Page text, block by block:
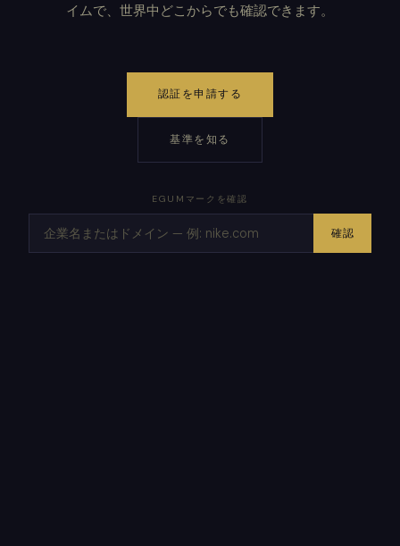
イムで、世界中どこからでも確認できます。
認証を申請する
基準を知る
EGUMマークを確認
確認